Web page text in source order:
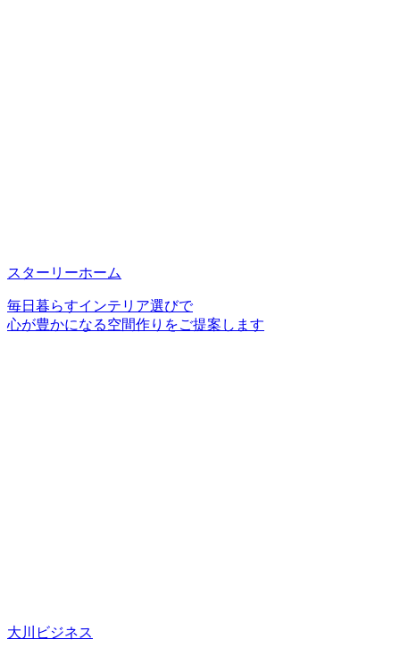
スターリーホーム
毎日暮らすインテリア選びで
心が豊かになる空間作りをご提案します
大川ビジネス